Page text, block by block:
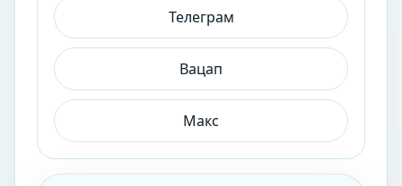
Телеграм
Вацап
Макс